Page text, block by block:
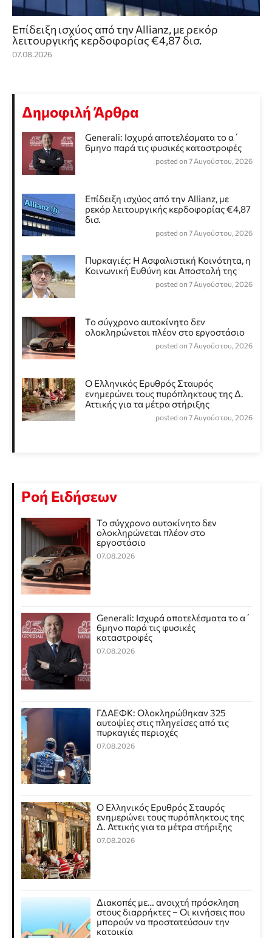
Επίδειξη ισχύος από την Allianz, με ρεκόρ
λειτουργικής κερδοφορίας €4,87 δισ.
07.08.2026
Δημοφιλή Άρθρα
Generali: Ισχυρά αποτελέσματα το α΄
6μηνο παρά τις φυσικές καταστροφές
posted on 7 Αυγούστου, 2026
Επίδειξη ισχύος από την Allianz, με
ρεκόρ λειτουργικής κερδοφορίας €4,87
δισ.
posted on 7 Αυγούστου, 2026
Πυρκαγιές: Η Ασφαλιστική Κοινότητα, η
Κοινωνική Ευθύνη και Αποστολή της
posted on 7 Αυγούστου, 2026
Το σύγχρονο αυτοκίνητο δεν
ολοκληρώνεται πλέον στο εργοστάσιο
posted on 7 Αυγούστου, 2026
Ο Ελληνικός Ερυθρός Σταυρός
ενημερώνει τους πυρόπληκτους της Δ.
Αττικής για τα μέτρα στήριξης
posted on 7 Αυγούστου, 2026
Ροή Ειδήσεων
Το σύγχρονο αυτοκίνητο δεν
ολοκληρώνεται πλέον στο
εργοστάσιο
07.08.2026
Generali: Ισχυρά αποτελέσματα το α΄
6μηνο παρά τις φυσικές
καταστροφές
07.08.2026
ΓΔΑΕΦΚ: Ολοκληρώθηκαν 325
αυτοψίες στις πληγείσες από τις
πυρκαγιές περιοχές
07.08.2026
Ο Ελληνικός Ερυθρός Σταυρός
ενημερώνει τους πυρόπληκτους της
Δ. Αττικής για τα μέτρα στήριξης
07.08.2026
Διακοπές με… ανοιχτή πρόσκληση
στους διαρρήκτες – Οι κινήσεις που
μπορούν να προστατεύσουν την
κατοικία